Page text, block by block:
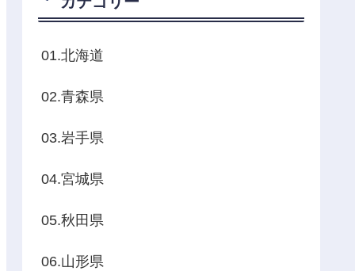
01.北海道
02.青森県
03.岩手県
04.宮城県
05.秋田県
06.山形県